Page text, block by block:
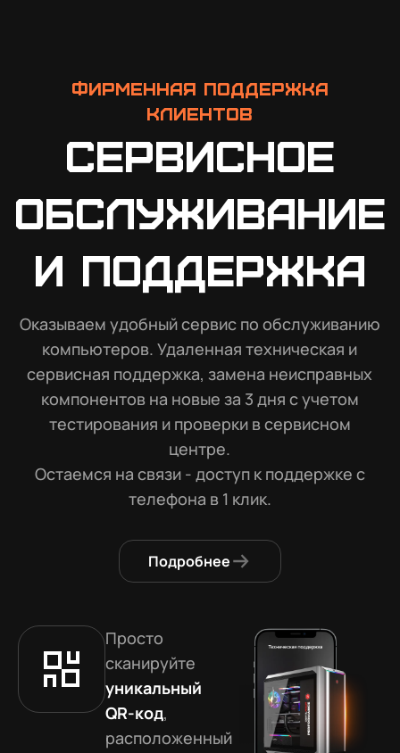
Фирменная поддержка
клиентов
Сервисное
обслуживание
и поддержка
Оказываем удобный сервис по обслуживанию
компьютеров. Удаленная техническая и
сервисная поддержка, замена неисправных
компонентов на новые за 3 дня с учетом
тестирования и проверки в сервисном
центре.
Остаемся на связи - доступ к поддержке с
телефона в 1 клик.
Подробнее
Просто
сканируйте
уникальный
QR-код,
расположенный